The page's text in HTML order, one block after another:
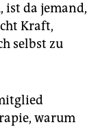
ist da jemand,
Kraft,
selbst zu
warum